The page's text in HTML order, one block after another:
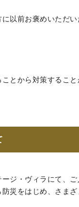
以前お褒めいただい
とから対策すること
ジ・ヴィラにて、
防災をはじめ、さま